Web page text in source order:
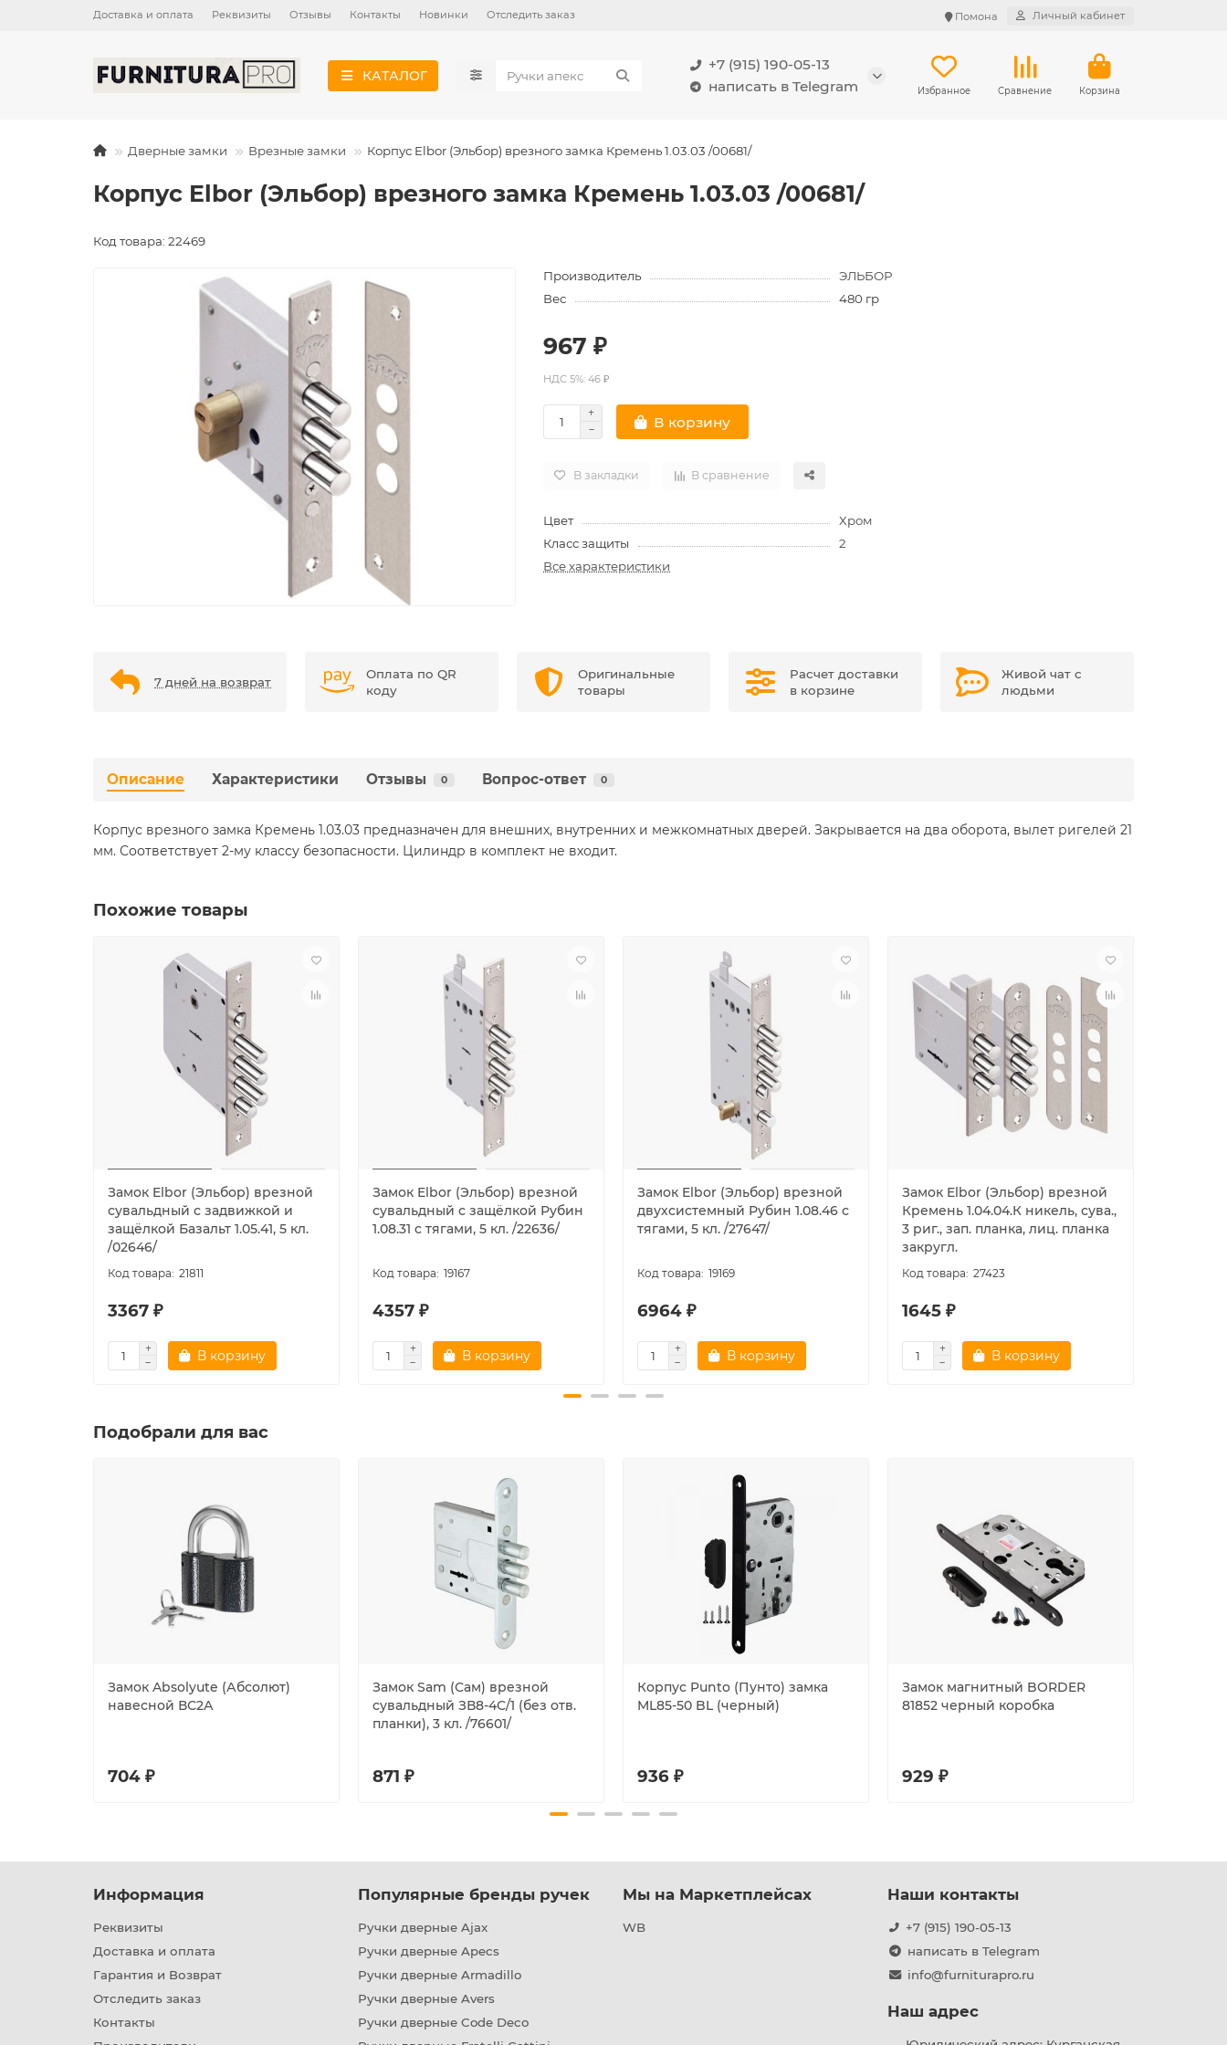
Доставка и оплата Реквизиты Отзывы Контакты Новинки Отследить заказ Помона Личный кабинет
КАТАЛОГ
+7 (915) 190-05-13
написать в Telegram
Избранное Сравнение Корзина
Дверные замки Врезные замки Корпус Elbor (Эльбор) врезного замка Кремень 1.03.03 /00681/
Корпус Elbor (Эльбор) врезного замка Кремень 1.03.03 /00681/
Код товара: 22469
Производитель
ЭЛЬБОР
Вес
480 гр
967 ₽
НДС 5%: 46 ₽
В корзину
В закладки В сравнение
Цвет
Хром
Класс защиты
2
Все характеристики
7 дней на возврат
Оплата по QR
коду
Оригинальные
товары
Расчет доставки
в корзине
Живой чат с
людьми
Описание Характеристики Отзывы 0 Вопрос-ответ 0
Корпус врезного замка Кремень 1.03.03 предназначен для внешних, внутренних и межкомнатных дверей. Закрывается на два оборота, вылет ригелей 21
мм. Соответствует 2-му классу безопасности. Цилиндр в комплект не входит.
Похожие товары
Замок Elbor (Эльбор) врезной
сувальдный с задвижкой и
защёлкой Базальт 1.05.41, 5 кл.
/02646/
21811
3367 ₽
В корзину
Замок Elbor (Эльбор) врезной
сувальдный с защёлкой Рубин
1.08.31 с тягами, 5 кл. /22636/
19167
4357 ₽
В корзину
Замок Elbor (Эльбор) врезной
двухсистемный Рубин 1.08.46 с
тягами, 5 кл. /27647/
19169
6964 ₽
В корзину
Замок Elbor (Эльбор) врезной
Кремень 1.04.04.К никель, сува.,
3 риг., зап. планка, лиц. планка
закругл.
27423
1645 ₽
В корзину
Подобрали для вас
Замок Absolyute (Абсолют)
навесной ВС2А
704 ₽
Замок Sam (Сам) врезной
сувальдный ЗВ8-4С/1 (без отв.
планки), 3 кл. /76601/
871 ₽
Корпус Punto (Пунто) замка
ML85-50 BL (черный)
936 ₽
Замок магнитный BORDER
81852 черный коробка
929 ₽
Информация
Реквизиты
Доставка и оплата
Гарантия и Возврат
Отследить заказ
Контакты
Популярные бренды ручек
Ручки дверные Ajax
Ручки дверные Apecs
Ручки дверные Armadillo
Ручки дверные Avers
Ручки дверные Code Deco
Мы на Маркетплейсах
WB
Наши контакты
+7 (915) 190-05-13
написать в Telegram
info@furniturapro.ru
Наш адрес